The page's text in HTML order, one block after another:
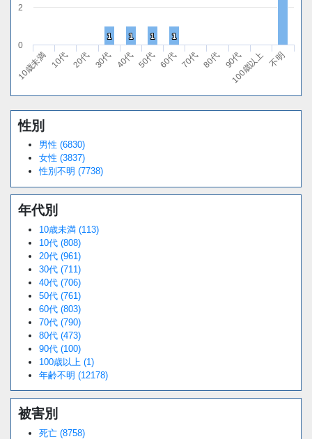
1
1 1
1 1
1 1
1
10歳未満 10代 20代 30代 40代 50代 60代 70代 80代 90代
100歳以上 不明
0
2
Unmute
性別
男性 (6830)
女性 (3837)
性別不明 (7738)
年代別
10歳未満 (113)
10代 (808)
20代 (961)
30代 (711)
40代 (706)
50代 (761)
60代 (803)
70代 (790)
80代 (473)
90代 (100)
100歳以上 (1)
年齢不明 (12178)
被害別
死亡 (8758)